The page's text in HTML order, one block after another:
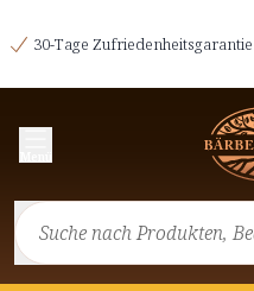
30-Tage Zufriedenheitsgarantie